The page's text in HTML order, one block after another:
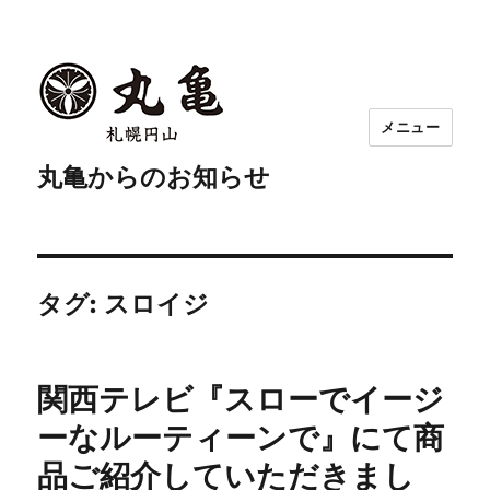
丸亀からのお知らせ
メニュー
タグ: スロイジ
関西テレビ『スローでイージ
ーなルーティーンで』にて商
品ご紹介していただきまし